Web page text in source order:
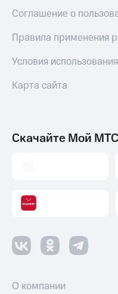
Соглашение о
Правила применения
Условия
Карта сайта
Скачайте Мой МТС
О компании